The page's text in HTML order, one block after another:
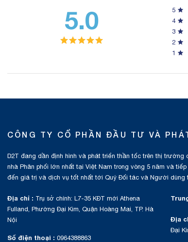
5.0 5
4
3
2
1
CÔNG TY CỔ PHẦN ĐẦU TƯ VÀ
D2T đang dần định hình và phát triển thần tốc trên thị trường
nhà Phân phối lớn nhất tại Việt Nam trong vòng 5 năm và
đến giá trị và dịch vụ tốt nhất tới Quý Đối tác và Người dùng
Địa chỉ : Trụ sở chính: L7-35 KĐT mới Athena
Fulland, Phường Đại Kim, Quận Hoàng Mai, TP. Hà
Nội
Số điện thoại : 0964388863
Địa
Đại